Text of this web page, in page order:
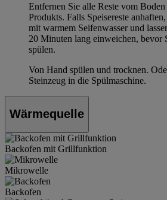
Entfernen Sie alle Reste vom
Produkts. Falls Speisereste
mit warmem Seifenwasser und
20 Minuten lang einweichen, bevor
spülen.
Von Hand spülen und trocknen.
Steinzeug in die Spülmaschine.
Wärmequelle
Backofen mit Grillfunktion
Mikrowelle
Backofen